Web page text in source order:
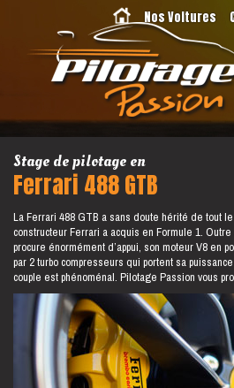
Nos Voitures
Stage de pilotage en
Ferrari 488 GTB
La Ferrari 488 GTB a sans doute hérité de tout
constructeur Ferrari a acquis en Formule 1.
procure énormément d’appui, son moteur V8
par 2 turbo compresseurs qui portent sa
couple est phénoménal. Pilotage Passion vous